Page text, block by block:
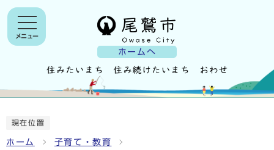
ホームへ
メニュー
現在位置
ホーム 子育て・教育